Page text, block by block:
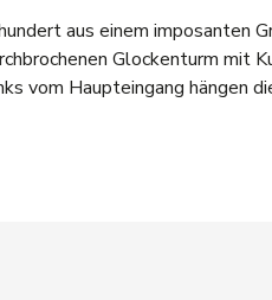
aus einem imposanten
Glockenturm mit
vom Haupteingang hängen